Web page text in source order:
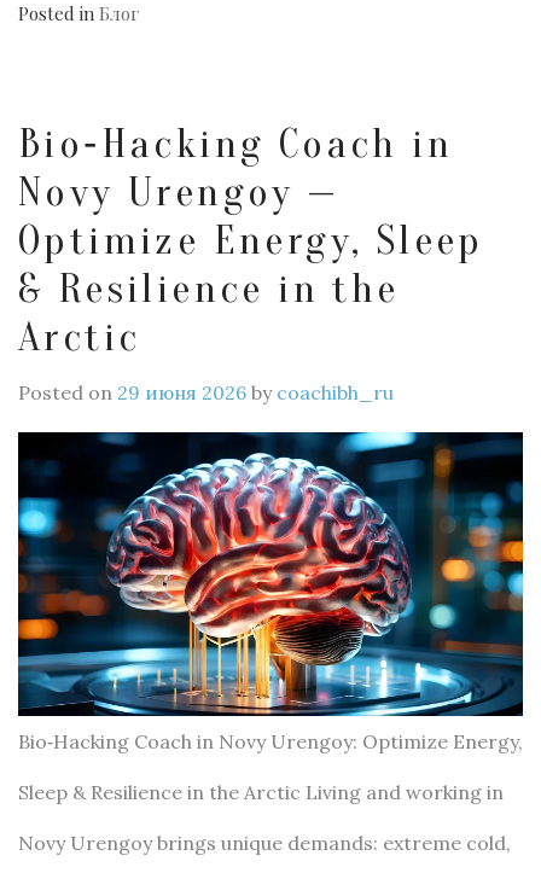
Posted in Блог
Bio‑Hacking Coach in
Novy Urengoy —
Optimize Energy, Sleep
& Resilience in the
Arctic
Posted on 29 июня 2026 by coachibh_ru
Bio‑Hacking Coach in Novy Urengoy: Optimize Energy,
Sleep & Resilience in the Arctic Living and working in
Novy Urengoy brings unique demands: extreme cold,